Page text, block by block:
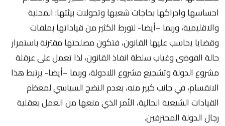
احساسها وادراكها بحاجات شعبها وتحولات بيئتها: المحلية
والاقليمية، وربما –أيضا- لتورط الكثير من قياداتها بملفات
وقضايا يحاسب عليها القانون، فتكون مصلحتها مقترنة باستمرار
حالة الفوضى وغياب سلطة انفاذ القانون، لذا تعمل على عرقلة
مشروع الدولة وتشجيع مشروع اللادولة، وربما –أيضا- يرتبط هذا
الانقسام، في جانب كبير منه، بعدم النضج السياسي لمعظم
القيادات الشيعية الحالية، الأمر الذي منعها من العمل بعقلية
رجال الدولة المحترفين.